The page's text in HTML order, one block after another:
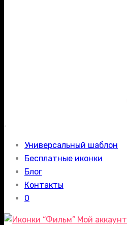
.
Универсальный шаблон
Бесплатные иконки
Блог
Контакты
0
Мой аккаунт